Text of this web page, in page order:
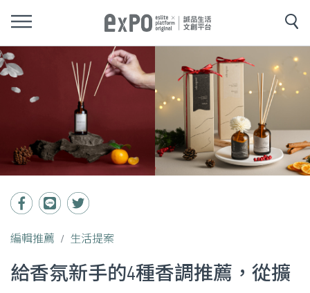
編輯推薦 生活提案
給香氛新手的4種香調推薦，從擴